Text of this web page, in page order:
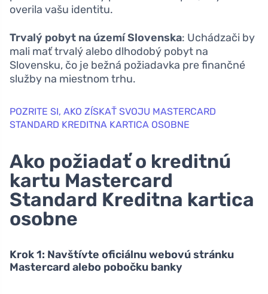
overila vašu identitu.
Trvalý pobyt na území Slovenska: Uchádzači by
mali mať trvalý alebo dlhodobý pobyt na
Slovensku, čo je bežná požiadavka pre finančné
služby na miestnom trhu.
POZRITE SI, AKO ZÍSKAŤ SVOJU MASTERCARD
STANDARD KREDITNA KARTICA OSOBNE
Ako požiadať o kreditnú
kartu Mastercard
Standard Kreditna kartica
osobne
Krok 1: Navštívte oficiálnu webovú stránku
Mastercard alebo pobočku banky